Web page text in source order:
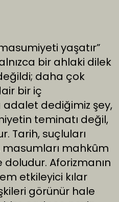
yaşatır”
bir ahlaki dilek
daha çok
bir iç
adalet dediğimiz şey,
teminatı değil,
Tarih, suçluları
mahkûm
Aforizmanın
etkileyici kılar
görünür hale